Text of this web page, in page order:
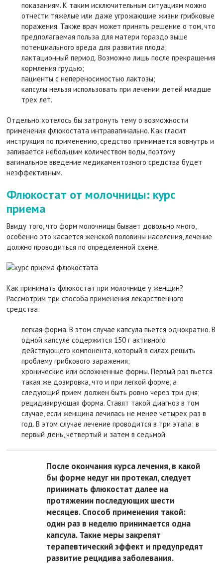
показаниям. К таким исключительным ситуациям можно
отнести тяжелые или даже угрожающие жизни грибковые
поражения. Также врач может принять решение о том, что
предполагаемая польза для матери гораздо выше
потенциального вреда для развития плода;
лактационный период. Возможно лишь после прекращения
кормления грудью;
пациенты с непереносимостью лактозы;
капсулы нельзя использовать при лечении детей младше
трех лет.
Отдельно хотелось бы затронуть тему о возможности
применения флюкостата интравагинально. Как гласит
инструкция по применению, средство принимается вовнутрь и
запивается небольшим количеством воды, поэтому
вагинальное введение медикаментозного средства будет
неэффективным.
Флюкостат от молочницы: курс
приема
Ввиду того, что форм молочницы бывает довольно много,
особенно это касается женской половины населения, лечение
должно проводиться по определенной схеме.
Как принимать флюкостат при молочнице у женщин?
Рассмотрим три способа применения лекарственного
средства:
легкая форма. В этом случае капсула пьется однократно. В
одной капсуле содержится 150 г активного
действующего компонента, который в силах решить
проблему грибкового заражения;
хронические или осложненные формы. Первый раз пьется
такая же дозировка, что и при легкой форме, а
следующий прием должен быть ровно через три дня;
рецидивирующая форма. Ставят такой диагноз в том
случае, если женщина лечилась не менее четырех раз в
год. В этом случае лечение проводится в три этапа: в
первый день, четвертый и затем в седьмой.
После окончания курса лечения, в какой
бы форме недуг ни протекал, следует
принимать флюкостат далее на
протяжении последующих шести
месяцев. Способ применения такой:
один раз в неделю принимается одна
капсула. Такие меры закрепят
терапевтический эффект и предупредят
развитие рецидива заболевания.